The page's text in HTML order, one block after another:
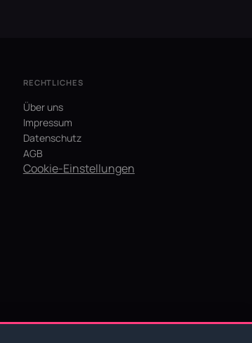
RECHTLICHES
Über uns
Impressum
Datenschutz
AGB
Cookie-Einstellungen